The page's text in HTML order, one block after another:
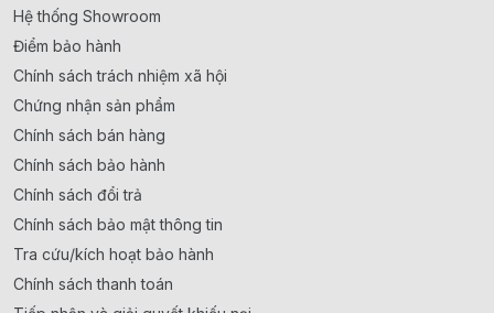
Hệ thống Showroom
Điểm bảo hành
Chính sách trách nhiệm xã hội
Chứng nhận sản phẩm
Chính sách bán hàng
Chính sách bảo hành
Chính sách đổi trả
Chính sách bảo mật thông tin
Tra cứu/kích hoạt bảo hành
Chính sách thanh toán